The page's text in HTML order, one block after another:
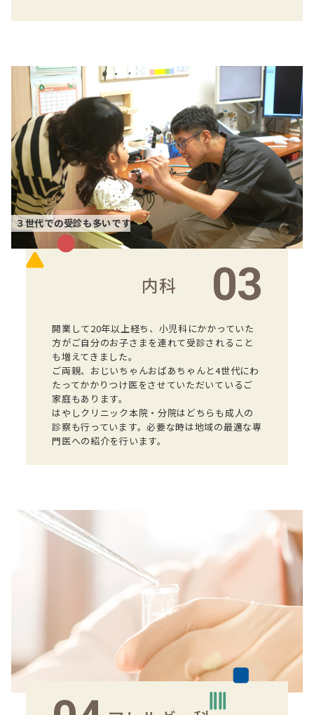
３世代での受診も多いです
内科
開業して20年以上経ち、小児科にかかっていた
方がご自分のお子さまを連れて受診されること
も増えてきました。
ご両親、おじいちゃんおばあちゃんと4世代にわ
たってかかりつけ医をさせていただいているご
家庭もあります。
はやしクリニック本院・分院はどちらも成人の
診察も行っています。必要な時は地域の最適な専
門医への紹介を行います。
03